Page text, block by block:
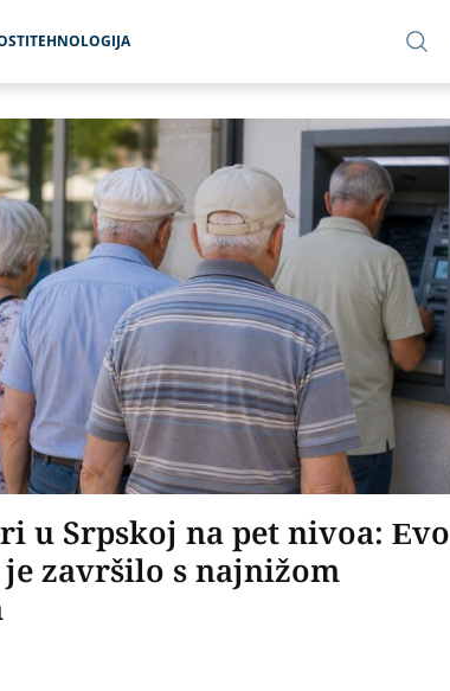
TEHNOLOGIJA
u Srpskoj na pet nivoa: Evo
završilo s najnižom